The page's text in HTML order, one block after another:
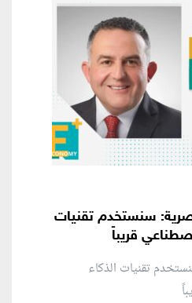
سنستخدم تقنيات
قريباً
تقنيات الذكاء